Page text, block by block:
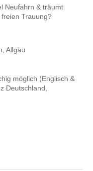
Neufahrn & träumt
Trauung?
Allgäu
möglich (Englisch &
Deutschland,